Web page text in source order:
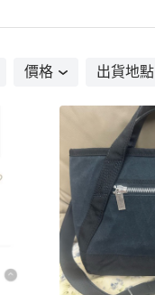
價格 出貨地點